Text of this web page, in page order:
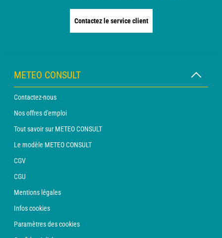
Contactez le service client
METEO CONSULT
Contactez-nous
Nos offres d'emploi
Tout savoir sur METEO CONSULT
Le modèle METEO CONSULT
CGV
CGU
Mentions légales
Infos cookies
Paramètres des cookies